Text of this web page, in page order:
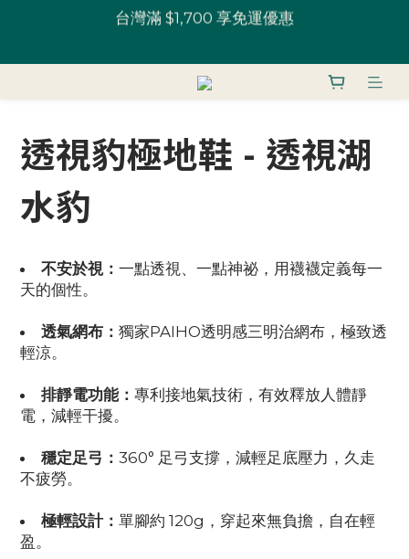
全館鞋款 一雙9折 U粉兩雙以上8折 (請務必登入)｜部
U粉就是你！加入會員 $200 購物金馬上用~
全館鞋款 一雙9折 U粉兩雙以上8折 (請務必登入)｜部
透視豹極地鞋 - 透視湖
水豹
不安於視： 一點透視、一點神祕，用襪襪定義每一
天的個性。
透氣網布： 獨家PAIHO透明感三明治網布，極致透
輕涼。
排靜電功能： 專利接地氣技術，有效釋放人體靜
電，減輕干擾。
穩定足弓： 360° 足弓支撐，減輕足底壓力，久走
不疲勞。
極輕設計： 單腳約 120g，穿起來無負擔，自在輕
盈。